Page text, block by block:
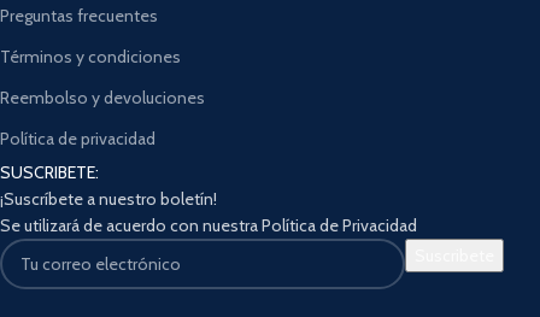
Preguntas frecuentes
Términos y condiciones
Reembolso y devoluciones
Política de privacidad
SUSCRIBETE:
¡Suscríbete a nuestro boletín!
Se utilizará de acuerdo con nuestra Política de Privacidad